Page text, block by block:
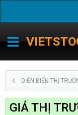
DIỄN BIẾN THỊ
GIÁ THỊ